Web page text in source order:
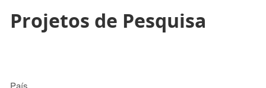
Projetos de Pesquisa
País